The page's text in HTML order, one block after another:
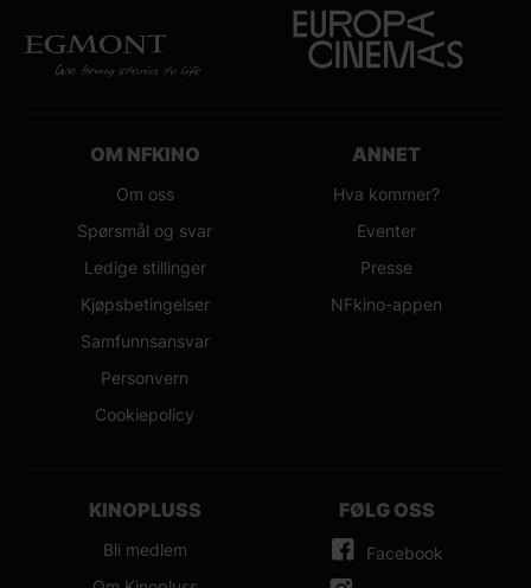
OM NFKINO
Om oss
Spørsmål og svar
Ledige stillinger
Kjøpsbetingelser
Samfunnsansvar
Personvern
Cookiepolicy
ANNET
Hva kommer?
Eventer
Presse
NFkino-appen
KINOPLUSS
Bli medlem
FØLG OSS
Facebook